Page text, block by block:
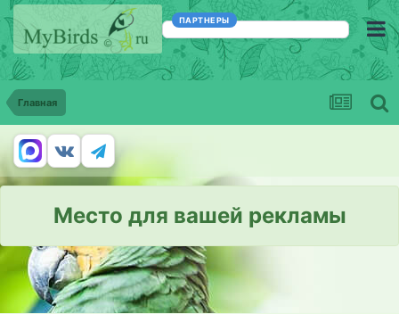
ПАРТНЕРЫ
Главная
Место для вашей рекламы